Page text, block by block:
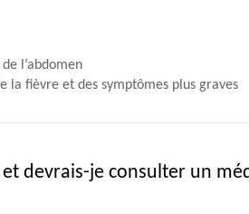
l’abdomen
la fièvre et des symptômes plus graves
devrais-je consulter un